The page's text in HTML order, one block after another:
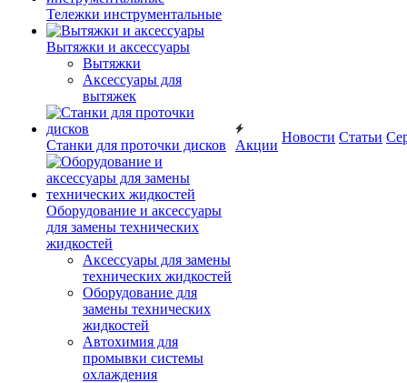
Тележки инструментальные
Вытяжки и аксессуары
Вытяжки
Аксессуары для
вытяжек
Станки для проточки дисков
Оборудование и аксессуары
для замены технических
жидкостей
Аксессуары для замены
технических жидкостей
Оборудование для
замены технических
жидкостей
Автохимия для
промывки системы
охлаждения
Акции
Новости Статьи